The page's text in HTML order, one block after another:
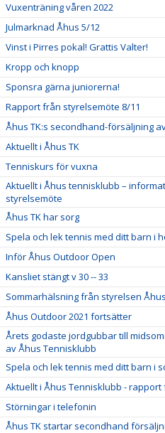
Vuxenträning våren 2022
Julmarknad Åhus 5/12
Vinst i Pirres pokal! Grattis Valter!
Kropp och knopp
Sponsra gärna juniorerna!
Rapport från styrelsemöte 8/11
Åhus TK:s secondhand-försäljning
Aktuellt i Åhus TK
Tenniskurs för vuxna
Aktuellt i Åhus tennisklubb –
styrelsemöte
Åhus TK har sorg
Spela och lek tennis med ditt barn i
Inför Åhus Outdoor Open
Kansliet stängt v 30 -- 33
Sommarhälsning från styrelsen
Åhus Outdoor 2021 fortsätter
Årets godaste jordgubbar till
av Åhus Tennisklubb
Spela och lek tennis med ditt barn i
Aktuellt i Åhus Tennisklubb -
Störningar i telefonin
Åhus TK startar secondhand